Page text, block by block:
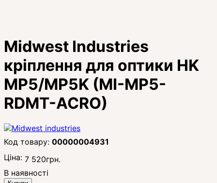
Midwest Industries
кріплення для оптики HK
MP5/MP5K (MI-MP5-
RDMT-ACRO)
00000004931
Ціна: 7 520грн.
В наявності